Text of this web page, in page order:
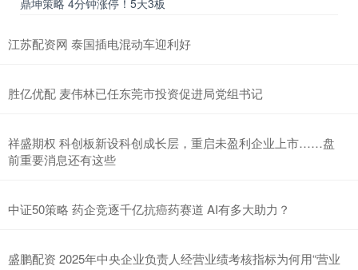
鼎坤策略 4分钟涨停！5天3板
江苏配资网 泰国插电混动车迎利好
胜亿优配 麦伟林已任东莞市投资促进局党组书记
祥盛期权 科创板新设科创成长层，重启未盈利企业上市……盘
前重要消息还有这些
中证50策略 药企竞逐千亿抗癌药赛道 AI有多大助力？
盛鹏配资 2025年中央企业负责人经营业绩考核指标为何用“营业